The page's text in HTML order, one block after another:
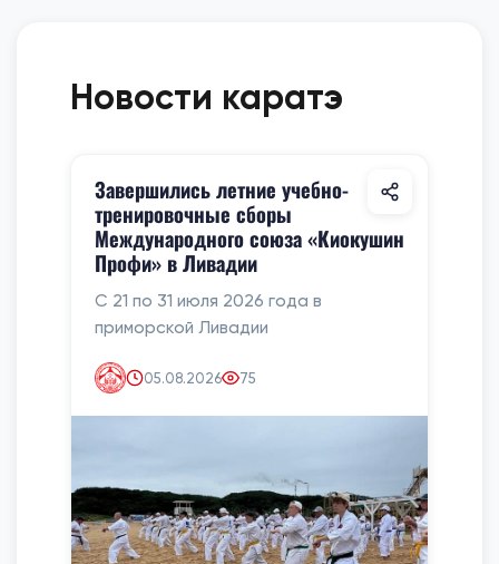
Новости каратэ
Завершились летние учебно-
тренировочные сборы
Международного союза «Киокушин
Профи» в Ливадии
С 21 по 31 июля 2026 года в
приморской Ливадии
05.08.2026 75